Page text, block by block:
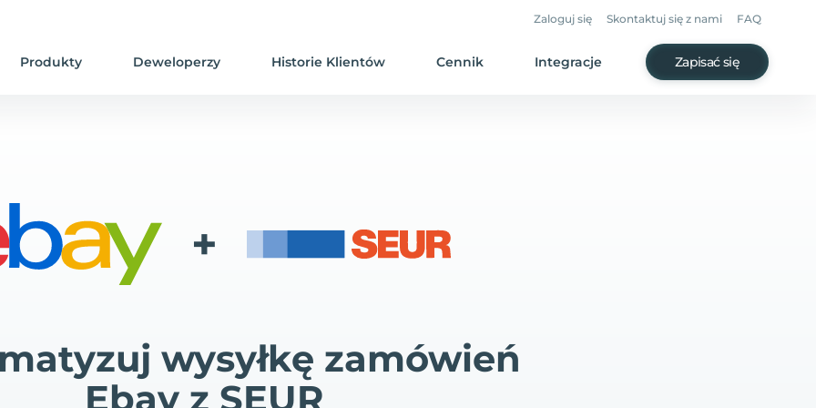
Zaloguj się Skontaktuj się z nami FAQ
Produkty Deweloperzy Historie Klientów Cennik Integracje Zapisać się
+
wysyłkę zamówień
Ebay z SEUR